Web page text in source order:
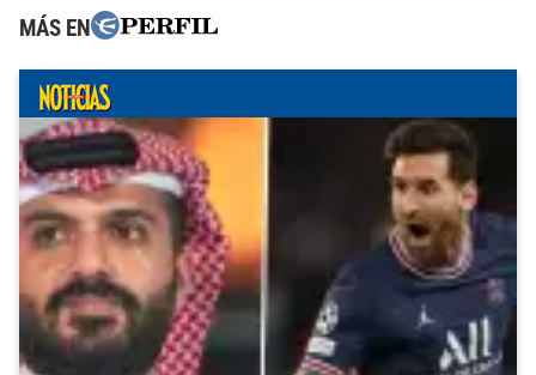
MÁS EN